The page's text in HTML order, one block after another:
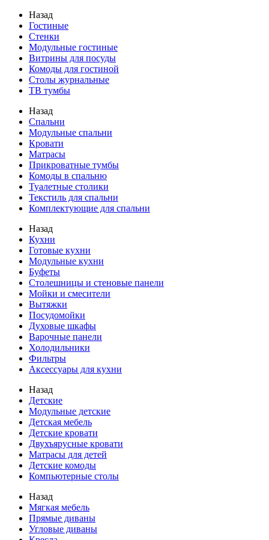
Назад
Гостиные
Стенки
Модульные гостиные
Витрины для посуды
Комоды для гостиной
Столы журнальные
ТВ тумбы
Назад
Спальни
Модульные спальни
Кровати
Матрасы
Прикроватные тумбы
Комоды в спальню
Туалетные столики
Текстиль для спальни
Комплектующие для спальни
Назад
Кухни
Готовые кухни
Модульные кухни
Буфеты
Столешницы и стеновые панели
Мойки и смесители
Вытяжки
Посудомойки
Духовые шкафы
Варочные панели
Холодильники
Фильтры
Аксессуары для кухни
Назад
Детские
Модульные детские
Детская мебель
Детские кровати
Двухъярусные кровати
Матрасы для детей
Детские комоды
Компьютерные столы
Назад
Мягкая мебель
Прямые диваны
Угловые диваны